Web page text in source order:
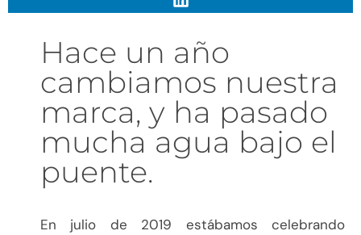
Hace un año
cambiamos nuestra
marca, y ha pasado
mucha agua bajo el
puente.
En julio de 2019 estábamos celebrando